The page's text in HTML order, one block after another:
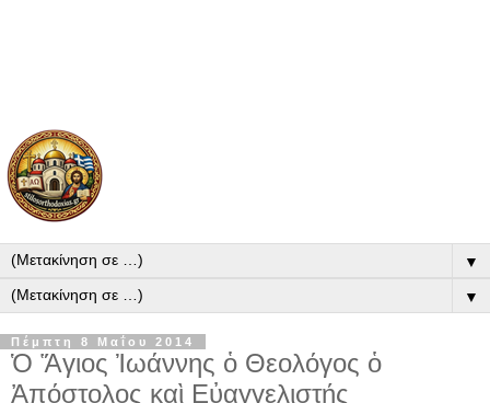
▼
▼
Πέμπτη 8 Μαΐου 2014
Ὁ Ἅγιος Ἰωάννης ὁ Θεολόγος ὁ
Ἀπόστολος καὶ Εὐαγγελιστής